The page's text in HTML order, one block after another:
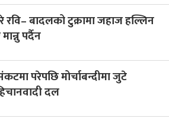
रवि– बादलको टुक्रामा जहाज हल्लिन
पर्दैन
परेपछि मोर्चाबन्दीमा जुटे
दल